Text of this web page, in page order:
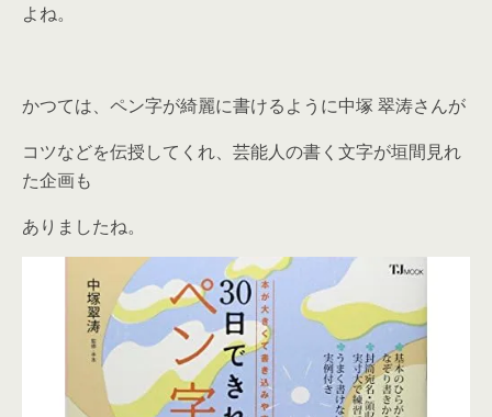
よね。
かつては、ペン字が綺麗に書けるように中塚 翠涛さんが
コツなどを伝授してくれ、芸能人の書く文字が垣間見れ
た企画も
ありましたね。